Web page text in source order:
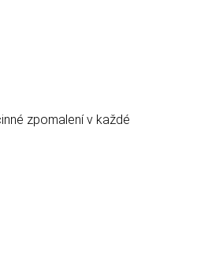
zpomalení v každé